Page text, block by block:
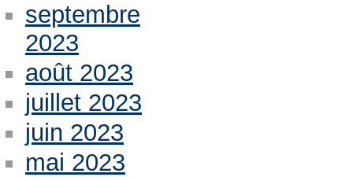
septembre
2023
août 2023
juillet 2023
juin 2023
mai 2023